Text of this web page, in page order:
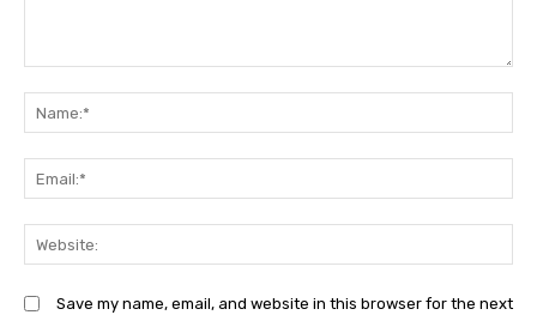
Save my name, email, and website in this browser for the next